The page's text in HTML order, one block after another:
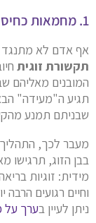
1. מחמאות כחיסון נגד ביקורת
אף אדם לא מתנגד
תקשורת זוגית
המובנים מאליהם
תגיע ה"מעידה"
שבניתם תמנע
מעבר לכך,
בבן הזוג, תרגישו
מידית: זוגיות
וחיים רגועים הרבה
ניתן לעיין בערך על